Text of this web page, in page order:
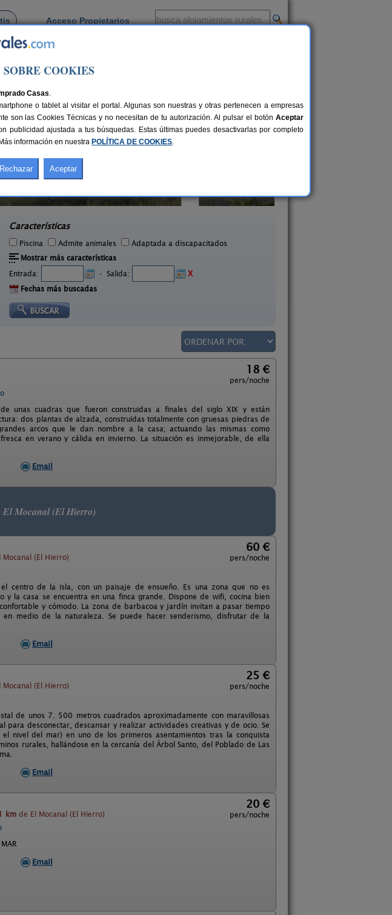
Acceso Propietarios
Características
Piscina Admite animales
Adaptada a discapacitados
Mostrar más características
Entrada:
- Salida:
X
Fechas más buscadas
18 €
pers/noche
unas cuadras que fueron construidas a finales del siglo XIX y están
dos plantas de alzada, construidas totalmente con gruesas piedras de
arcos que le dan nombre a la casa; actuando las mismas como
en verano y cálida en invierno. La situación es inmejorable, de ella
Email
El Mocanal (El Hierro)
Mocanal (El Hierro)
60 €
pers/noche
centro de la isla, con un paisaje de ensueño. Es una zona que no es
y la casa se encuentra en una finca grande. Dispone de wifi, cocina bien
y cómodo. La zona de barbacoa y jardín invitan a pasar tiempo
medio de la naturaleza. Se puede hacer senderismo, disfrutar de la
Email
Mocanal (El Hierro)
25 €
pers/noche
de unos 7. 500 metros cuadrados aproximadamente con maravillosas
desconectar, descansar y realizar actividades creativas y de ocio. Se
nivel del mar) en uno de los primeros asentamientos tras la conquista
rurales, hallándose en la cercanía del Árbol Santo, del Poblado de Las
Email
km de El Mocanal (El Hierro)
20 €
pers/noche
Email
COOKIES
Casas.
o tablet al visitar el portal. Algunas son nuestras y otras pertenecen a empresas
son las Cookies Técnicas y no necesitan de tu autorización. Al pulsar el botón Aceptar
publicidad ajustada a tus búsquedas. Estas últimas puedes desactivarlas por completo
información en nuestra POLÍTICA DE COOKIES.